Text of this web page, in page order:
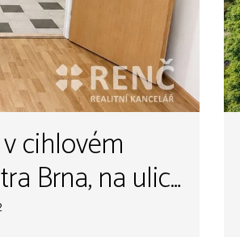
cihlovém
Brna, na ulici